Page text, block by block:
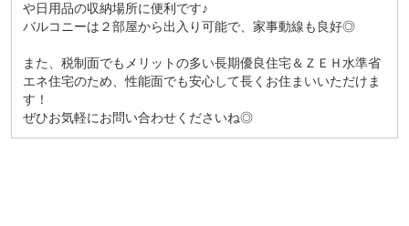
や日用品の収納場所に便利です♪
バルコニーは２部屋から出入り可能で、家事動線も良好◎
また、税制面でもメリットの多い長期優良住宅＆ＺＥＨ水準省
エネ住宅のため、性能面でも安心して長くお住まいいただけま
す！
ぜひお気軽にお問い合わせくださいね◎